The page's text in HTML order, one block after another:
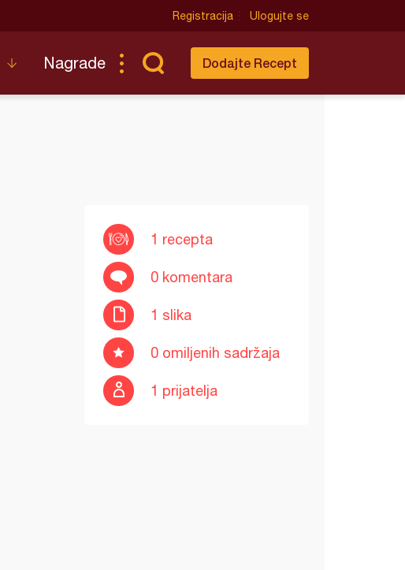
Registracija Ulogujte se
Nagrade Dodajte Recept
1 recepta
0 komentara
1 slika
0 omiljenih sadržaja
1 prijatelja